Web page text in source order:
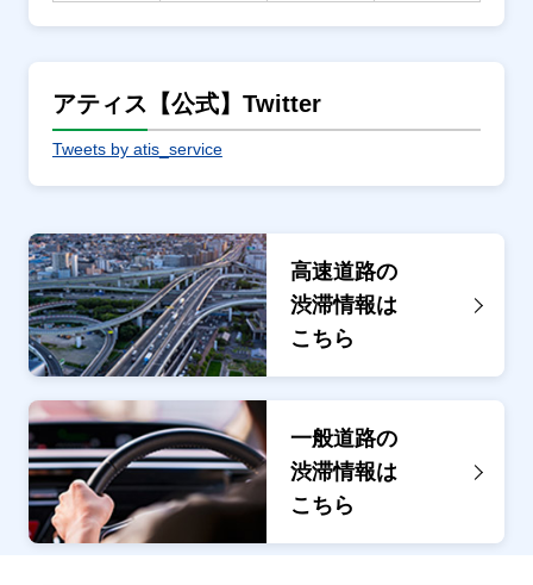
アティス【公式】Twitter
Tweets by atis_service
高速道路の
渋滞情報は
こちら
一般道路の
渋滞情報は
こちら